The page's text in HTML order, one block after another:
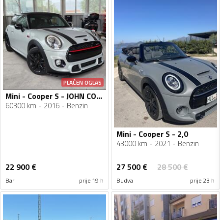
PLAĆEN OGLAS
Mini - Cooper S - JOHN COOPER WORKS
60300 km 2016 Benzin
22 900€
Bar prije 19 h
Mini - Cooper S - 2,0
43000 km 2021 Benzin
27 500€ 28 500€
Budva prije 23 h